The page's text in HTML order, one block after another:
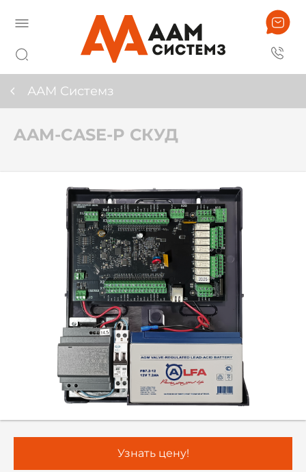
ААМ Системз
AAM-CASE-P СКУД
Узнать цену!